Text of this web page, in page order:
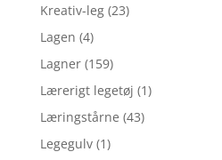
Kreativ-leg (23)
Lagen (4)
Lagner (159)
Lærerigt legetøj (1)
Læringstårne (43)
Legegulv (1)